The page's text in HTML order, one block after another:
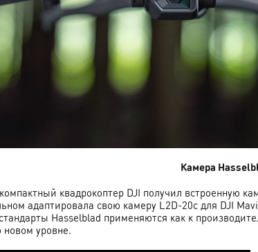
Камера
квадрокоптер DJI получил встроенную
адаптировала свою камеру L2D-20c для DJI
Hasselblad применяются как к
уровне.